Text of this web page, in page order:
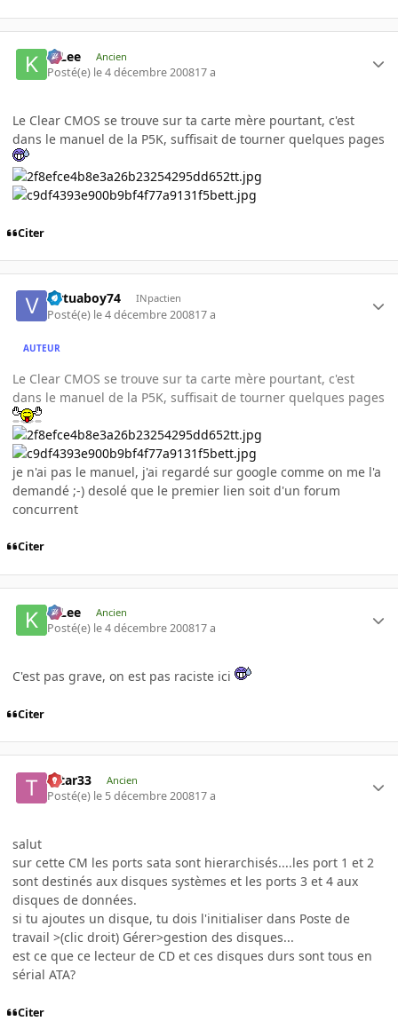
K-Lee Ancien
Posté(e) le 4 décembre 200817 a
Le Clear CMOS se trouve sur ta carte mère pourtant, c'est
dans le manuel de la P5K, suffisait de tourner quelques pages
Citer
virtuaboy74 INpactien
Posté(e) le 4 décembre 200817 a
AUTEUR
Le Clear CMOS se trouve sur ta carte mère pourtant, c'est
dans le manuel de la P5K, suffisait de tourner quelques pages
je n'ai pas le manuel, j'ai regardé sur google comme on me l'a
demandé ;-) desolé que le premier lien soit d'un forum
concurrent
Citer
K-Lee Ancien
Posté(e) le 4 décembre 200817 a
C'est pas grave, on est pas raciste ici
Citer
tatar33 Ancien
Posté(e) le 5 décembre 200817 a
salut
sur cette CM les ports sata sont hierarchisés....les port 1 et 2
sont destinés aux disques systèmes et les ports 3 et 4 aux
disques de données.
si tu ajoutes un disque, tu dois l'initialiser dans Poste de
travail >(clic droit) Gérer>gestion des disques...
est ce que ce lecteur de CD et ces disques durs sont tous en
sérial ATA?
Citer